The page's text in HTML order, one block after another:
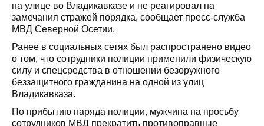
на улице во Владикавказе и не реагировал на
замечания стражей порядка, сообщает пресс-служба
МВД Северной Осетии.
Ранее в социальных сетях был распространено видео
о том, что сотрудники полиции применили физическую
силу и спецсредства в отношении безоружного
беззащитного гражданина на одной из улиц
Владикавказа.
По прибытию наряда полиции, мужчина на просьбу
сотрудников МВД прекратить противоправные